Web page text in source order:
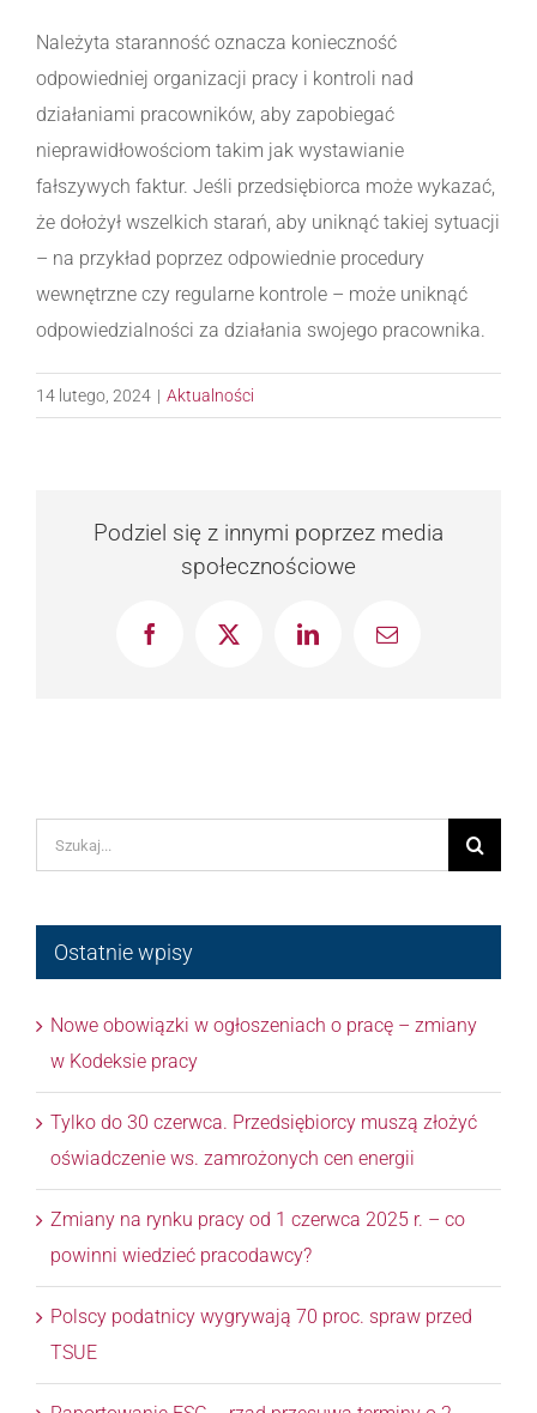
Należyta staranność oznacza konieczność
odpowiedniej organizacji pracy i kontroli nad
działaniami pracowników, aby zapobiegać
nieprawidłowościom takim jak wystawianie
fałszywych faktur. Jeśli przedsiębiorca może wykazać,
że dołożył wszelkich starań, aby uniknąć takiej sytuacji
– na przykład poprzez odpowiednie procedury
wewnętrzne czy regularne kontrole – może uniknąć
odpowiedzialności za działania swojego pracownika.
14 lutego, 2024 | Aktualności
Podziel się z innymi poprzez media
społecznościowe
FacebookX LinkedInEmail
Szukaj
Ostatnie wpisy
Nowe obowiązki w ogłoszeniach o pracę – zmiany
w Kodeksie pracy
Tylko do 30 czerwca. Przedsiębiorcy muszą złożyć
oświadczenie ws. zamrożonych cen energii
Zmiany na rynku pracy od 1 czerwca 2025 r. – co
powinni wiedzieć pracodawcy?
Polscy podatnicy wygrywają 70 proc. spraw przed
TSUE